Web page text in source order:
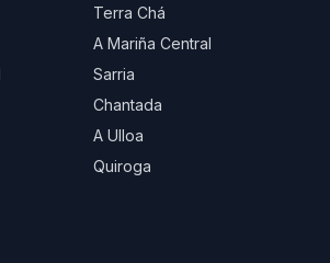
Terra Chá
A Mariña Central
Sarria
Chantada
A Ulloa
Quiroga